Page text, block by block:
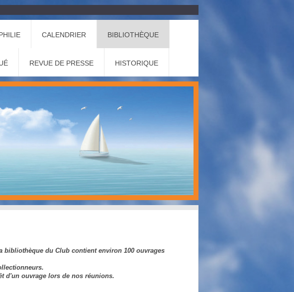
CALENDRIER BIBLIOTHÈQUE
REVUE DE PRESSE HISTORIQUE
du Club contient environ 100 ouvrages
d'un ouvrage lors de nos réunions.